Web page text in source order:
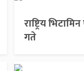
राष्ट्रिय
गते